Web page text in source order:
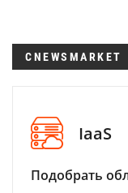
CNEWSMARKET
IaaS
Подобрать